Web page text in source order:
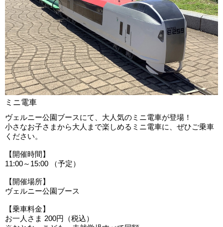
ミニ電車
ヴェルニー公園ブースにて、大人気のミニ電車が登場！
小さなお子さまから大人まで楽しめるミニ電車に、ぜひご乗車
ください。
【開催時間】
11:00～15:00 （予定）
【開催場所】
ヴェルニー公園ブース
【乗車料金】
お一人さま 200円（税込）